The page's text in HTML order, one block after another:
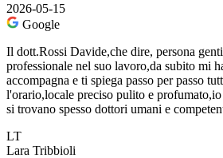
2026-05-15
Google
Il dott.Rossi Davide,che dire, persona
professionale nel suo lavoro,da subito mi
accompagna e ti spiega passo per passo
l'orario,locale preciso pulito e
si trovano spesso dottori umani e
LT
Lara Tribbioli